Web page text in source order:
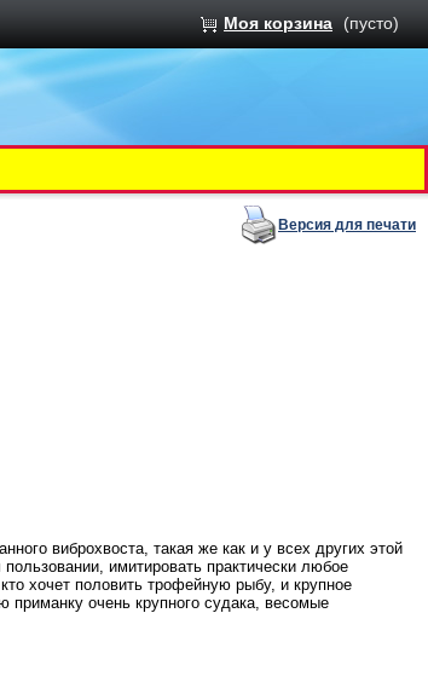
Моя корзина (пусто)
Версия для печати
виброхвоста, такая же как и у всех других этой
имитировать практически любое
хочет половить трофейную рыбу, и крупное
приманку очень крупного судака, весомые